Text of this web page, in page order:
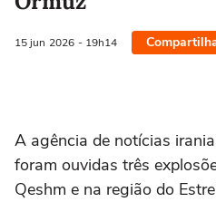
15 jun 2026 - 19h14
A agência de notícias
‌foram ‌ouvidas três
Qeshm ‌e ‌na ⁠região ⁠do